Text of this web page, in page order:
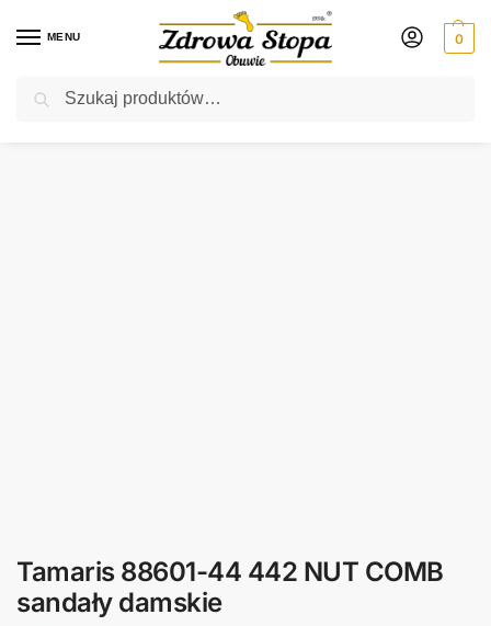
MENU 0
Rabat ⚡ 5% kod: ZDROWASTOPA (na obuwie poza promocją)
Tamaris 88601-44 442 NUT COMB
sandały damskie